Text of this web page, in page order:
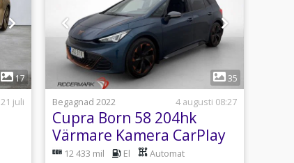
17
21 juli
1
35
Begagnad 2022
4 augusti 08:27
Cupra Born 58 204hk
Värmare Kamera CarPlay
Rattvärme 19"
12 433 mil El Automat